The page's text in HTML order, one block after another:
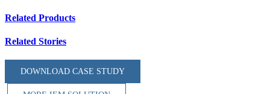
Related Products
Related Stories
DOWNLOAD CASE STUDY